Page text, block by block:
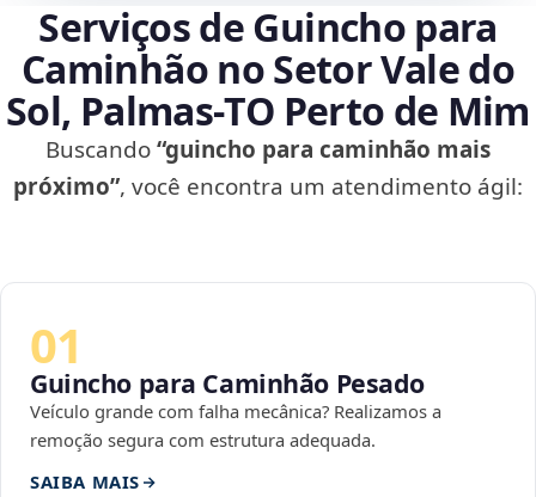
Serviços de Guincho para
Caminhão no Setor Vale do
Sol, Palmas‑TO Perto de Mim
Buscando“guincho para caminhão mais
próximo”, você encontra um atendimento ágil:
01
Guincho para Caminhão Pesado
Veículo grande com falha mecânica? Realizamos a
remoção segura com estrutura adequada.
SAIBA MAIS